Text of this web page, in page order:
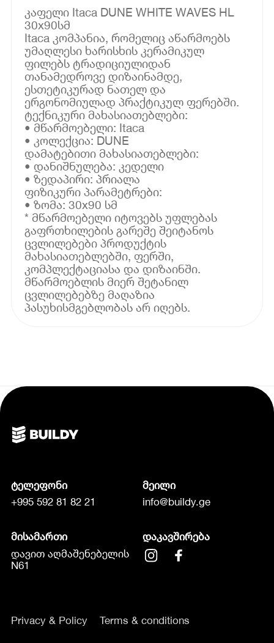
კაფელი Itaca DUNE WHITE WAVES HL
30x90სმ
Itaca კომპანია, რომელიც აწარმოებს
უმაღლესი ხარისხის კერამიკულ
ფილებს ტრადიციულიდან
თანამედროვე დიზაინამდე,
ესთეტიკურად ნათელ და
ერგონომიულად პრაქტიკულ ფერებში.
ტექნიკური მახასიათებლები:
• მწარმოებელი: Itaca
• კოლექცია: DUNE
დამატებითი მახასიათებლები:
• დანიშნულება: კედელი
• ზედაპირი: პრიალა
ფიზიკური პარამეტრები:
• ზომა: 30x90 სმ
* მწარმოებელი იტოვებს უფლებას
გაფრთხილების გარეშე შეიტანოს
ცვლილებები პროდუქტის
მახასიათებლებში, ფერში,
კომპლექტაციასა და დიზაინში.
მწარმოებლის მიერ შეტანილ
ცვლილებებზე მაღაზია
პასუხისმგებლობას არ იღებს.
ტელეფონი
+995 592 81 82 21
მეილი
info@buildy.ge
მისამართი
დავით აღმაშენებელის
N61
დაკავშირება
Privacy & Policy Terms & conditions